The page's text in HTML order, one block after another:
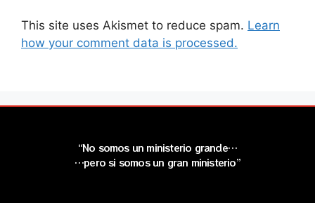
This site uses Akismet to reduce spam. Learn
how your comment data is processed.
“No somos un ministerio grande…
…pero si somos un gran ministerio”